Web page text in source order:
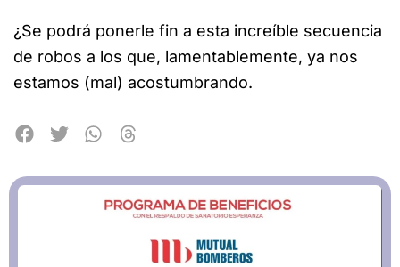
¿Se podrá ponerle fin a esta increíble secuencia
de robos a los que, lamentablemente, ya nos
estamos (mal) acostumbrando.